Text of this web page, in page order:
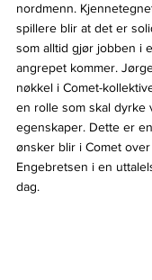
nordmenn.
spillere blir at det er
som alltid gjør jobben i
angrepet kommer.
nøkkel i Comet-
en rolle som skal dyrke
egenskaper. Dette er
ønsker blir i Comet
Engebretsen i en
dag.